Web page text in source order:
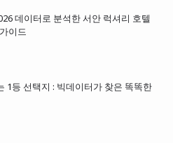
데이터로 분석한 서안 럭셔리 호텔
이드
1등 선택지 : 빅데이터가 찾은 똑똑한